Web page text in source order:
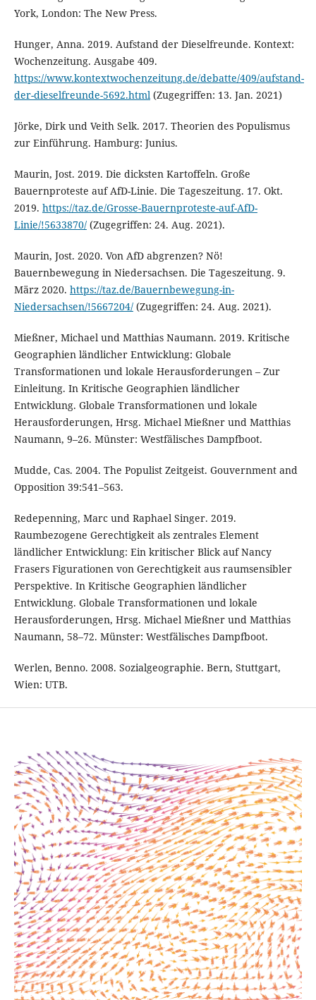
York, London: The New Press.
Hunger, Anna. 2019. Aufstand der Dieselfreunde. Kontext:
Wochenzeitung. Ausgabe 409.
https://www.kontextwochenzeitung.de/debatte/409/aufstand-
der-dieselfreunde-5692.html (Zugegriffen: 13. Jan. 2021)
Jörke, Dirk und Veith Selk. 2017. Theorien des Populismus
zur Einführung. Hamburg: Junius.
Maurin, Jost. 2019. Die dicksten Kartoffeln. Große
Bauernproteste auf AfD-Linie. Die Tageszeitung. 17. Okt.
2019. https://taz.de/Grosse-Bauernproteste-auf-AfD-
Linie/!5633870/(Zugegriffen: 24. Aug. 2021).
Maurin, Jost. 2020. Von AfD abgrenzen? Nö!
Bauernbewegung in Niedersachsen. Die Tageszeitung. 9.
März 2020. https://taz.de/Bauernbewegung-in-
Niedersachsen/!5667204/(Zugegriffen: 24. Aug. 2021).
Mießner, Michael und Matthias Naumann. 2019. Kritische
Geographien ländlicher Entwicklung: Globale
Transformationen und lokale Herausforderungen – Zur
Einleitung. In Kritische Geographien ländlicher
Entwicklung. Globale Transformationen und lokale
Herausforderungen, Hrsg. Michael Mießner und Matthias
Naumann, 9–26. Münster: Westfälisches Dampfboot.
Mudde, Cas. 2004. The Populist Zeitgeist. Gouvernment and
Opposition 39:541–563.
Redepenning, Marc und Raphael Singer. 2019.
Raumbezogene Gerechtigkeit als zentrales Element
ländlicher Entwicklung: Ein kritischer Blick auf Nancy
Frasers Figurationen von Gerechtigkeit aus raumsensibler
Perspektive. In Kritische Geographien ländlicher
Entwicklung. Globale Transformationen und lokale
Herausforderungen, Hrsg. Michael Mießner und Matthias
Naumann, 58–72. Münster: Westfälisches Dampfboot.
Werlen, Benno. 2008. Sozialgeographie. Bern, Stuttgart,
Wien: UTB.